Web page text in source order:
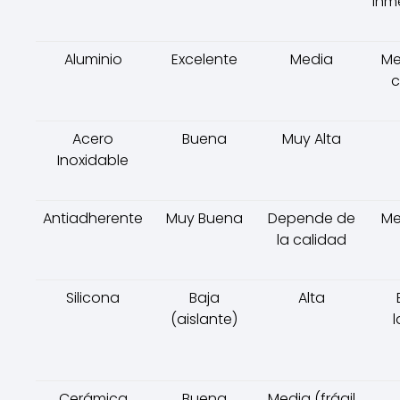
Aluminio Excelente Media
Acero
Inoxidable
Buena Muy Alta
Antiadherente Muy Buena
Depende de
la calidad
Silicona
Baja
(aislante)
Alta